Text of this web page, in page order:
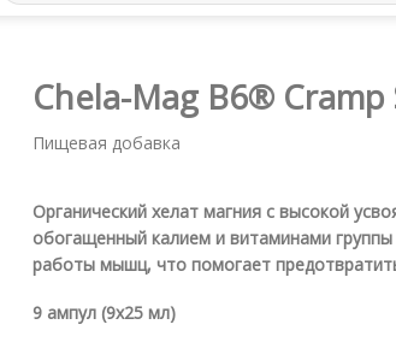
Chela-Mag B6® Cramp
Пищевая добавка
Органический хелат магния с высокой
обогащенный калием и витаминами
работы мышц, что помогает
9 ампул (9х25 мл)